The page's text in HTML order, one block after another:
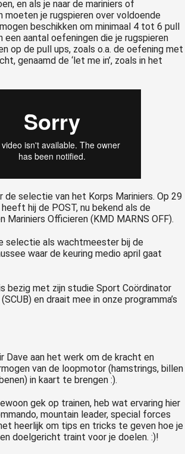
en als je naar de mariniers of
moeten je rugspieren over voldoende
beschikken om minimaal 4 tot 6 pull
een aantal oefeningen die je rugspieren
op de pull ups, zoals o.a. de oefening met
genaamd de ‘let me in’, zoals in het
de selectie van het Korps Mariniers. Op 29
hij de POST, nu bekend als de
Mariniers Officieren (KMD MARNS OFF).
selectie als wachtmeester bij de
waar de keuring medio april gaat
bezig met zijn studie Sport Coördinator
en draait mee in onze programma’s
Dave aan het werk om de kracht en
van de loopmotor (hamstrings, billen
in kaart te brengen :).
gek op trainen, heb wat ervaring hier
mountain leader, special forces
heerlijk om tips en tricks te geven hoe je
doelgericht traint voor je doelen. :)!